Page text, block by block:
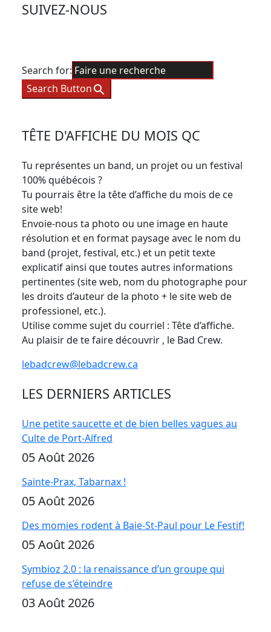
SUIVEZ-NOUS
Search for:
Search Button
TÊTE D'AFFICHE DU MOIS QC
Tu représentes un band, un projet ou un festival
100% québécois ?
Tu pourrais être la tête d’affiche du mois de ce
site web!
Envoie-nous ta photo ou une image en haute
résolution et en format paysage avec le nom du
band (projet, festival, etc.) et un petit texte
explicatif ainsi que toutes autres informations
pertinentes (site web, nom du photographe pour
les droits d’auteur de la photo + le site web de
professionel, etc.).
Utilise comme sujet du courriel : Tête d’affiche.
Au plaisir de te faire découvrir , le Bad Crew.
lebadcrew@lebadcrew.ca
LES DERNIERS ARTICLES
Une petite saucette et de bien belles vagues au
Culte de Port-Alfred
05 Août 2026
Sainte-Prax, Tabarnax !
05 Août 2026
Des momies rodent à Baie-St-Paul pour Le Festif!
05 Août 2026
Symbioz 2.0 : la renaissance d’un groupe qui
refuse de s’éteindre
03 Août 2026